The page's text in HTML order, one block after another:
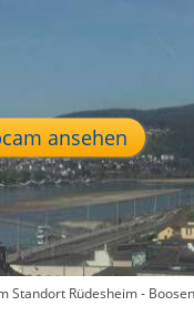
ansehen
Standort Rüdesheim -